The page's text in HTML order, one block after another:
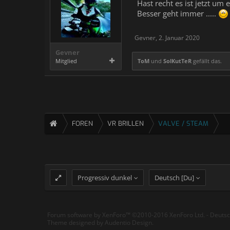
Gevner
Mitglied
Hast recht es ist jetzt um
Besser geht immer .....
Gevner, 2. Januar 2020
ToM und SolKutTeR gefällt das.
FOREN VR BRILLEN VALVE / STEAM
Progressiv dunkel Deutsch [Du]
Forum software by XenForo™ ©2010-2016 XenForo Ltd. -
Theme designed by Audentio Design.